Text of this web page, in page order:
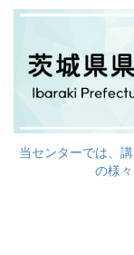
当センターでは、
の様